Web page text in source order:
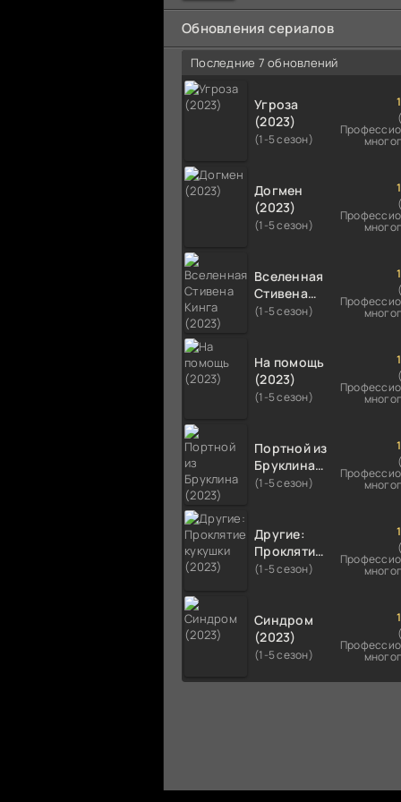
намного
Обновления сериалов
Последние 7 обновлений
Угроза
(2023)
(1-5 сезон)
Догмен
(2023)
(1-5 сезон)
Вселенная
Стивена
Кинга
(1-5 сезон)
На помощь
(2023)
(1-5 сезон)
Портной из
Бруклина
(2023)
(1-5 сезон)
Другие:
Проклятие
кукушки
(1-5 сезон)
Синдром
(2023)
(1-5 сезон)